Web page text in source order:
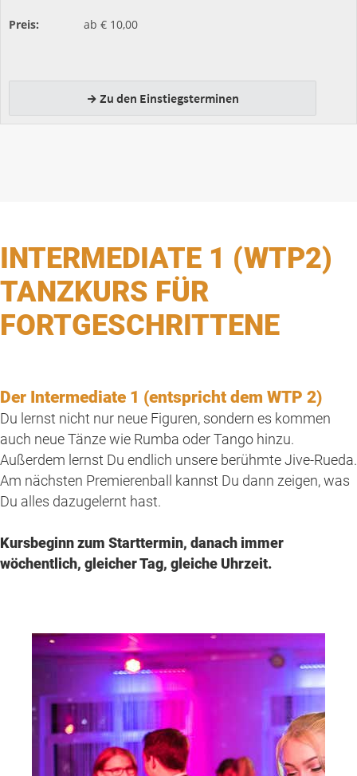
INTERMEDIATE 1 (WTP2)
TANZKURS FÜR
FORTGESCHRITTENE
Der Intermediate 1 (entspricht dem WTP 2)
Du lernst nicht nur neue Figuren, sondern es kommen
auch neue Tänze wie Rumba oder Tango hinzu.
Außerdem lernst Du endlich unsere berühmte Jive-Rueda.
Am nächsten Premierenball kannst Du dann zeigen, was
Du alles dazugelernt hast.
Kursbeginn zum Starttermin, danach immer
wöchentlich, gleicher Tag, gleiche Uhrzeit.